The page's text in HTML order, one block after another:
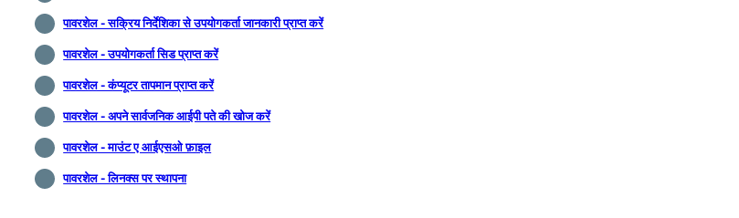
पावरशेल - सक्रिय निर्देशिका से उपयोगकर्ता जानकारी प्राप्त करें
पावरशेल - उपयोगकर्ता सिड प्राप्त करें
पावरशेल - कंप्यूटर तापमान प्राप्त करें
पावरशेल - अपने सार्वजनिक आईपी पते की खोज करें
पावरशेल - माउंट ए आईएसओ फ़ाइल
पावरशेल - लिनक्स पर स्थापना